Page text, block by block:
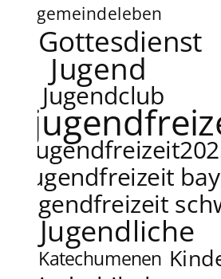
gemeindeleben
Gottesdienst
Jugend
Jugendclub
jugendfreizeit
jugendfreizeit
Jugendliche
Katechumenen